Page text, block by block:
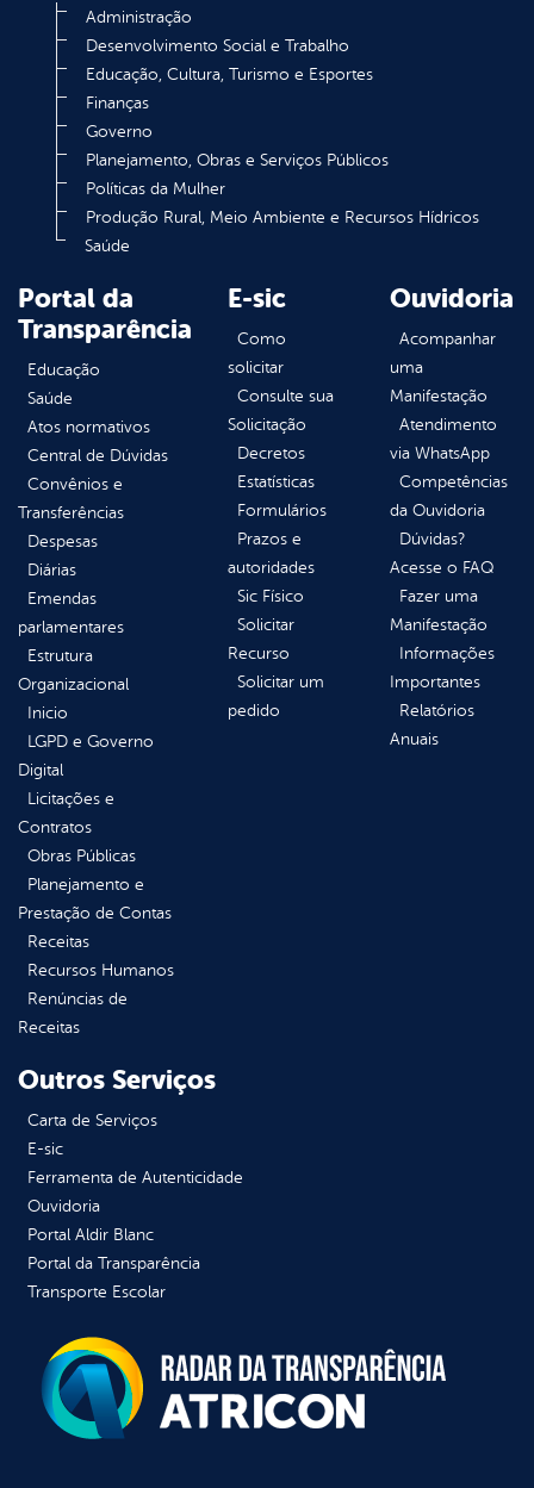
Administração
Desenvolvimento Social e Trabalho
Educação, Cultura, Turismo e Esportes
Finanças
Governo
Planejamento, Obras e Serviços Públicos
Políticas da Mulher
Produção Rural, Meio Ambiente e Recursos Hídricos
Saúde
Portal da
Transparência
Educação
Saúde
Atos normativos
Central de Dúvidas
Convênios e
Transferências
Despesas
Diárias
Emendas
parlamentares
Estrutura
Organizacional
Inicio
LGPD e Governo
Digital
Licitações e
Contratos
Obras Públicas
Planejamento e
Prestação de Contas
Receitas
Recursos Humanos
Renúncias de
Receitas
E-sic
Como
solicitar
Consulte sua
Solicitação
Decretos
Estatísticas
Formulários
Prazos e
autoridades
Sic Físico
Solicitar
Recurso
Solicitar um
pedido
Ouvidoria
Acompanhar
uma
Manifestação
Atendimento
via WhatsApp
Competências
da Ouvidoria
Dúvidas?
Acesse o FAQ
Fazer uma
Manifestação
Informações
Importantes
Relatórios
Anuais
Outros Serviços
Carta de Serviços
E-sic
Ferramenta de Autenticidade
Ouvidoria
Portal Aldir Blanc
Portal da Transparência
Transporte Escolar